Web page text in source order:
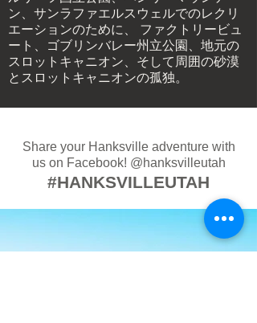
ン、サンラファエルスウェルでのレクリ
エーションのために、
ファクトリービュ
ート、ゴブリンバレー州立公園、地元の
スロットキャニオン、そして周囲の砂漠
とスロットキャニオンの孤独。
Share your Hanksville adventure with
us on Facebook! @hanksvilleutah
#HANKSVILLEUTAH